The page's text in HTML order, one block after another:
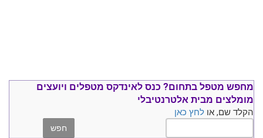
מחפש מטפל בתחום? כנס לאינדקס מטפלים ויועצים
מומלצים מבית אלטרנטיבלי
הקלד שם, או לחץ כאן